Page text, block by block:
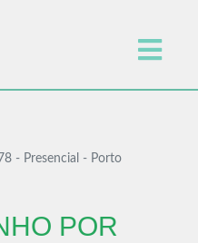
- Presencial - Porto
POR